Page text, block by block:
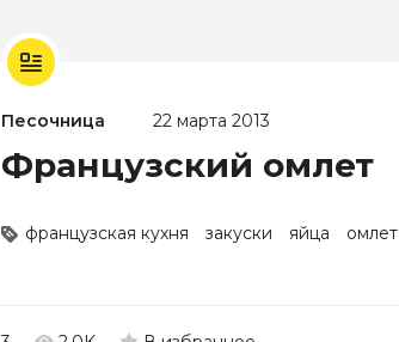
Песочница 22 марта 2013
Французский омлет
французская кухня закуски яйца омлет